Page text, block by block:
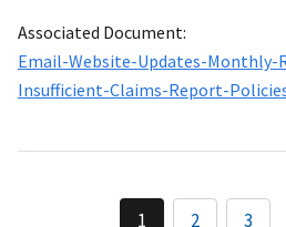
Associated Document:
Email-Website-Updates-
Insufficient-Claims-Report-
1 2 3